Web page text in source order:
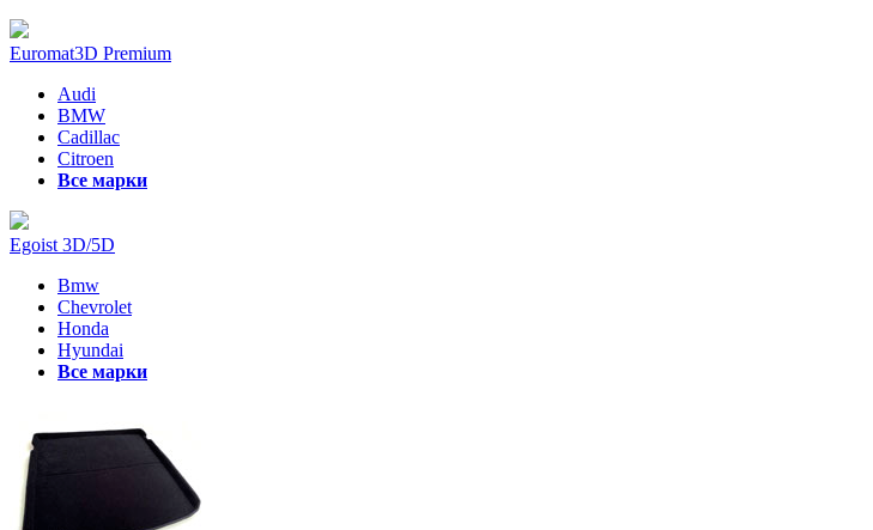
Euromat3D Premium
Audi
BMW
Cadillac
Citroen
Все марки
Egoist 3D/5D
Bmw
Chevrolet
Honda
Hyundai
Все марки